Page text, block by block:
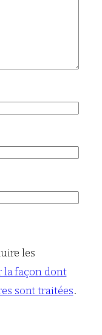
les
la façon dont
sont traitées.